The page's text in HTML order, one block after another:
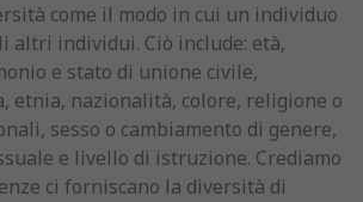
come il modo in cui un individuo
altri individui. Ciò include: età,
e stato di unione civile,
etnia, nazionalità, colore, religione o
sesso o cambiamento di genere,
e livello di istruzione. Crediamo
ci forniscano la diversità di